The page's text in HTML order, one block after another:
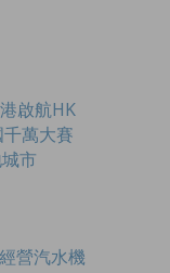
啟航HK
萬大賽
市
營汽水機